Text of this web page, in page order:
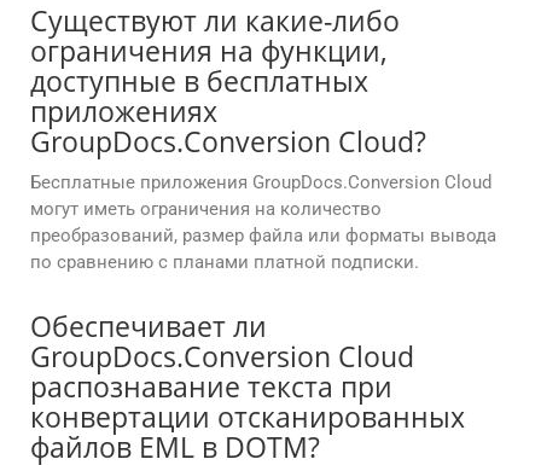
Существуют ли какие-либо
ограничения на функции,
доступные в бесплатных
приложениях
GroupDocs.Conversion Cloud?
Бесплатные приложения GroupDocs.Conversion Cloud
могут иметь ограничения на количество
преобразований, размер файла или форматы вывода
по сравнению с планами платной подписки.
Обеспечивает ли
GroupDocs.Conversion Cloud
распознавание текста при
конвертации отсканированных
файлов EML в DOTM?